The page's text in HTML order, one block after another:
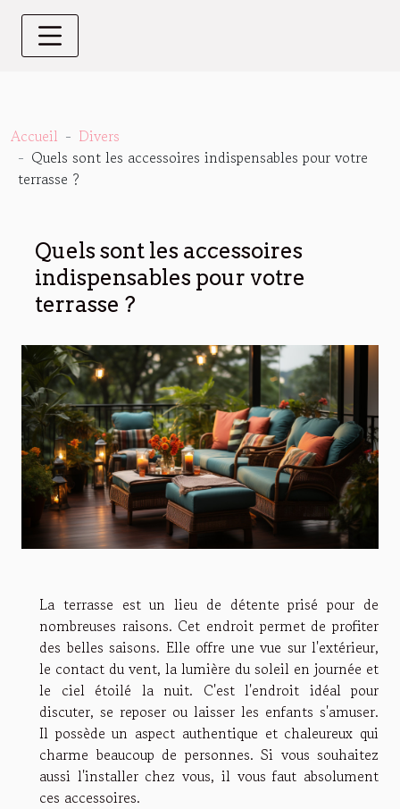
Accueil
Divers
Quels sont les accessoires indispensables pour votre
terrasse ?
Quels sont les accessoires
indispensables pour votre
terrasse ?
La terrasse est un lieu de détente prisé pour de
nombreuses raisons. Cet endroit permet de profiter
des belles saisons. Elle offre une vue sur l'extérieur,
le contact du vent, la lumière du soleil en journée et
le ciel étoilé la nuit. C'est l'endroit idéal pour
discuter, se reposer ou laisser les enfants s'amuser.
Il possède un aspect authentique et chaleureux qui
charme beaucoup de personnes. Si vous souhaitez
aussi l'installer chez vous, il vous faut absolument
ces accessoires.